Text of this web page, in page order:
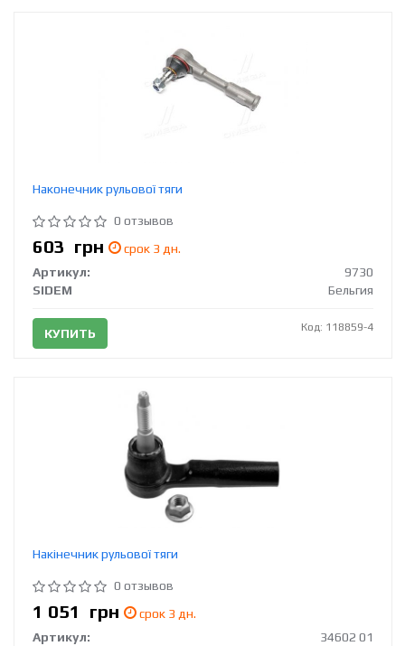
Наконечник рульової тяги
0 отзывов
603 грн
срок 3 дн.
Артикул:
9730
SIDEM
Бельгия
КУПИТЬ Код: 118859-4
Накінечник рульової тяги
0 отзывов
1 051 грн
срок 3 дн.
Артикул:
34602 01